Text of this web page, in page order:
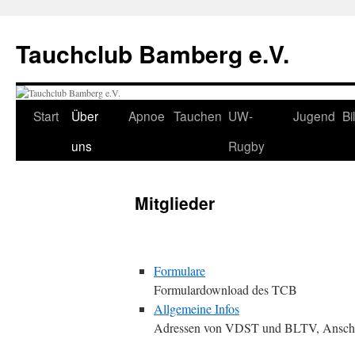
Tauchclub Bamberg e.V.
Start
Über
uns
Apnoe Tauchen UW-
Rugby
Jugend
Mitglieder
Formulare
Formulardownload des TCB
Allgemeine Infos
Adressen von VDST und BLTV,